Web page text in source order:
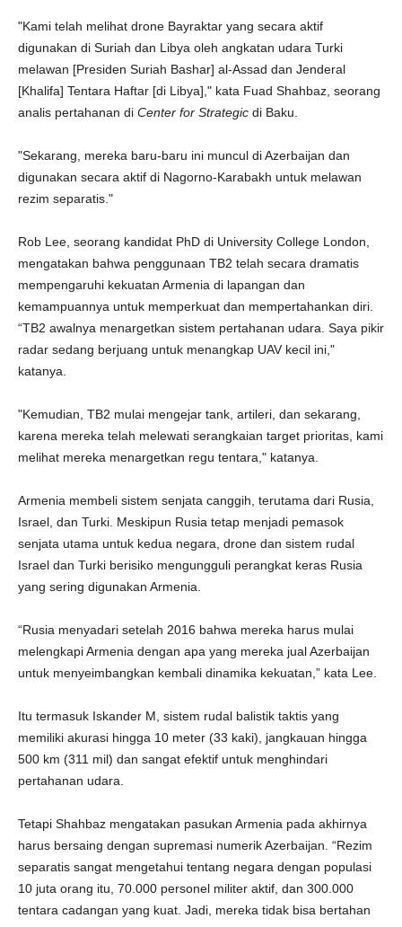
"Kami telah melihat drone Bayraktar yang secara aktif
digunakan di Suriah dan Libya oleh angkatan udara Turki
melawan [Presiden Suriah Bashar] al-Assad dan Jenderal
[Khalifa] Tentara Haftar [di Libya]," kata Fuad Shahbaz, seorang
analis pertahanan di Center for Strategic di Baku.
"Sekarang, mereka baru-baru ini muncul di Azerbaijan dan
digunakan secara aktif di Nagorno-Karabakh untuk melawan
rezim separatis."
Rob Lee, seorang kandidat PhD di University College London,
mengatakan bahwa penggunaan TB2 telah secara dramatis
mempengaruhi kekuatan Armenia di lapangan dan
kemampuannya untuk memperkuat dan mempertahankan diri.
“TB2 awalnya menargetkan sistem pertahanan udara. Saya pikir
radar sedang berjuang untuk menangkap UAV kecil ini,"
katanya.
"Kemudian, TB2 mulai mengejar tank, artileri, dan sekarang,
karena mereka telah melewati serangkaian target prioritas, kami
melihat mereka menargetkan regu tentara," katanya.
Armenia membeli sistem senjata canggih, terutama dari Rusia,
Israel, dan Turki. Meskipun Rusia tetap menjadi pemasok
senjata utama untuk kedua negara, drone dan sistem rudal
Israel dan Turki berisiko mengungguli perangkat keras Rusia
yang sering digunakan Armenia.
“Rusia menyadari setelah 2016 bahwa mereka harus mulai
melengkapi Armenia dengan apa yang mereka jual Azerbaijan
untuk menyeimbangkan kembali dinamika kekuatan,” kata Lee.
Itu termasuk Iskander M, sistem rudal balistik taktis yang
memiliki akurasi hingga 10 meter (33 kaki), jangkauan hingga
500 km (311 mil) dan sangat efektif untuk menghindari
pertahanan udara.
Tetapi Shahbaz mengatakan pasukan Armenia pada akhirnya
harus bersaing dengan supremasi numerik Azerbaijan. “Rezim
separatis sangat mengetahui tentang negara dengan populasi
10 juta orang itu, 70.000 personel militer aktif, dan 300.000
tentara cadangan yang kuat. Jadi, mereka tidak bisa bertahan